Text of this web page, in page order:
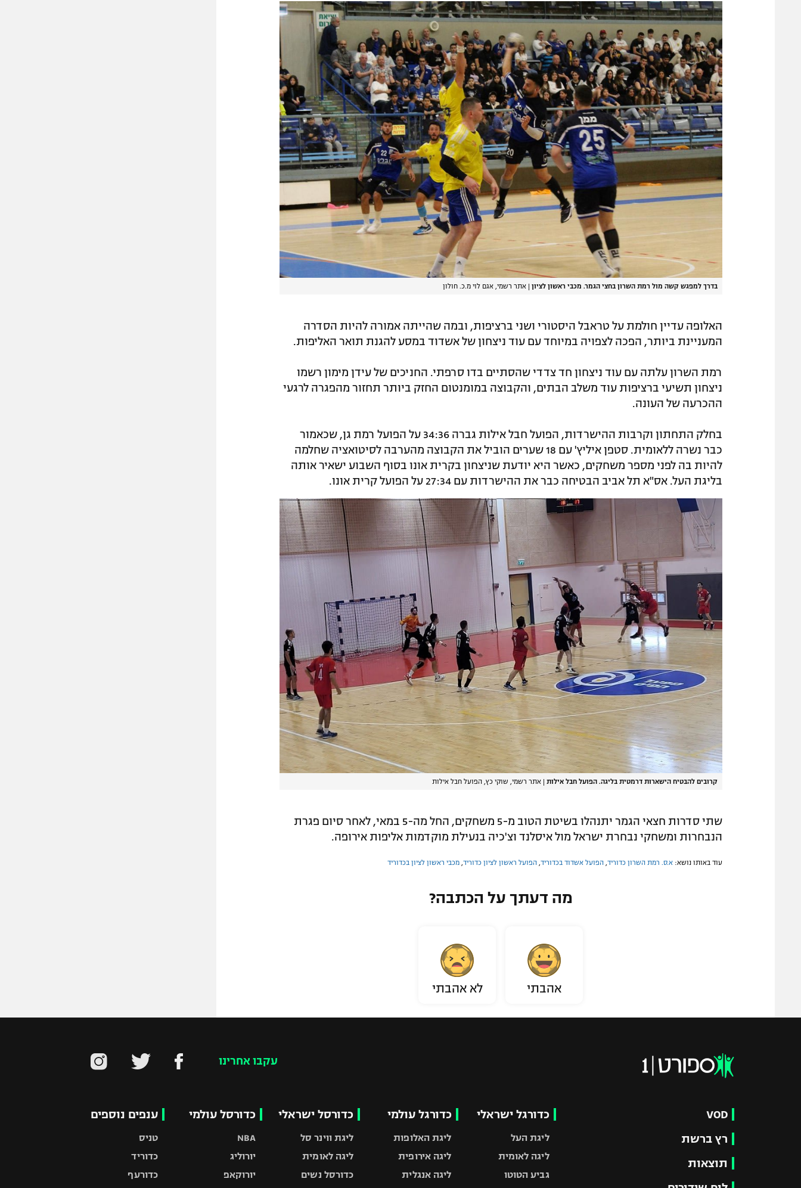
בדרך למפגש קשה מול רמת השרון בחצי הגמר. מכבי ראשון לציון אתר רשמי, אגם לוי מ.כ. חולון
האלופה עדיין חולמת על טראבל היסטורי ושני ברציפות, ובמה שהייתה אמורה להיות הסדרה
המעניינת ביותר, הפכה לצפויה במיוחד עם עוד ניצחון של אשדוד במסע להגנת תואר האליפות.
רמת השרון עלתה עם עוד ניצחון חד צדדי שהסתיים בדו סרפתי. החניכים של עידן מימון רשמו
ניצחון תשיעי ברציפות עוד משלב הבתים, והקבוצה במומנטום החזק ביותר תחזור מהפגרה לרגעי
ההכרעה של העונה.
בחלק התחתון וקרבות ההישרדות, הפועל חבל אילות גברה 34:36 על הפועל רמת גן, שכאמור
כבר נשרה ללאומית. סטפן איליץ' עם 18 שערים הוביל את הקבוצה מהערבה לסיטואציה שחלמה
להיות בה לפני מספר משחקים, כאשר היא יודעת שניצחון בקרית אונו בסוף השבוע ישאיר אותה
בליגת העל. אס"א תל אביב הבטיחה כבר את ההישרדות עם 27:34 על הפועל קרית אונו.
קרובים להבטיח הישארות דרמטית בליגה. הפועל חבל אילות אתר רשמי, שוקי כץ, הפועל חבל אילות
שתי סדרות חצאי הגמר יתנהלו בשיטת הטוב מ-5 משחקים, החל מה-5 במאי, לאחר סיום פגרת
הנבחרות ומשחקי נבחרת ישראל מול איסלנד וצ'כיה בנעילת מוקדמות אליפות אירופה.
עוד באותו נושא: א.ס. רמת השרון כדוריד הפועל אשדוד בכדוריד הפועל ראשון לציון כדוריד מכבי ראשון לציון בכדוריד
מה דעתך על הכתבה?
אהבתי לא אהבתי
עקבו אחרינו
VOD
רץ ברשת
תוצאות
כדורגל ישראלי
ליגת העל
ליגה לאומית
גביע הטוטו
כדורגל עולמי
ליגת האלופות
ליגה אירופית
ליגה אנגלית
כדורסל ישראלי
ליגת ווינר סל
ליגה לאומית
כדורסל נשים
כדורסל עולמי
NBA
יורוליג
יורוקאפ
ענפים נוספים
טניס
כדוריד
כדורעף